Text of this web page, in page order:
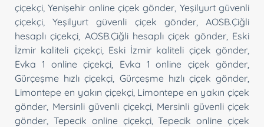
çiçekçi ,Yenişehir online çiçek gönder Yeşilyurt güvenli
çiçekçi ,Yeşilyurt güvenli çiçek gönder,AOSB.Çiğli
hesaplı çiçekçi AOSB.Çiğli hesaplı çiçek gönder, Eski
İzmir kaliteli çiçekçi, Eski İzmir kaliteli çiçek gönder
Evka 1 online çiçekçi
Evka 1 online çiçek gönder
Gürçeşme hızlı çiçekçi Gürçeşme hızlı çiçek gönder
Limontepe en yakın çiçekçi, Limontepe en yakın çiçek
gönder Mersinli güvenli çiçekçi, Mersinli güvenli çiçek
gönder Tepecik online çiçekçi,Tepecik online çiçek